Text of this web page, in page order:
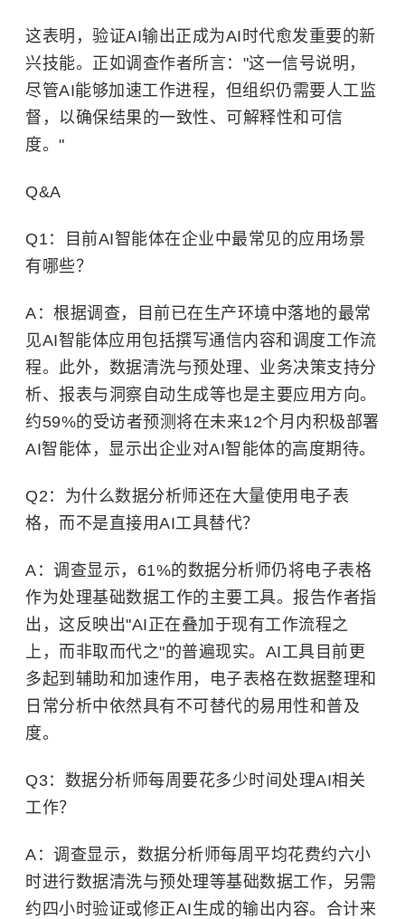
这表明，验证AI输出正成为AI时代愈发重要的新
兴技能。正如调查作者所言："这一信号说明，
尽管AI能够加速工作进程，但组织仍需要人工监
督，以确保结果的一致性、可解释性和可信
度。"
Q&A
Q1：目前AI智能体在企业中最常见的应用场景
有哪些？
A：根据调查，目前已在生产环境中落地的最常
见AI智能体应用包括撰写通信内容和调度工作流
程。此外，数据清洗与预处理、业务决策支持分
析、报表与洞察自动生成等也是主要应用方向。
约59%的受访者预测将在未来12个月内积极部署
AI智能体，显示出企业对AI智能体的高度期待。
Q2：为什么数据分析师还在大量使用电子表
格，而不是直接用AI工具替代？
A：调查显示，61%的数据分析师仍将电子表格
作为处理基础数据工作的主要工具。报告作者指
出，这反映出"AI正在叠加于现有工作流程之
上，而非取而代之"的普遍现实。AI工具目前更
多起到辅助和加速作用，电子表格在数据整理和
日常分析中依然具有不可替代的易用性和普及
度。
Q3：数据分析师每周要花多少时间处理AI相关
工作？
A：调查显示，数据分析师每周平均花费约六小
时进行数据清洗与预处理等基础数据工作，另需
约四小时验证或修正AI生成的输出内容。合计来